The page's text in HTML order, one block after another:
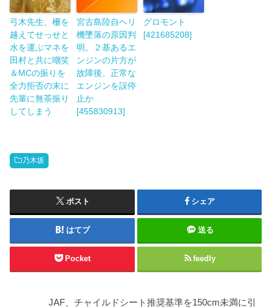
弓木先生、柵を
越えてせっせと
水を運ぶマネを
田村と共に嘲笑
＆MCの振りを
全力拒否の末に
先輩に無茶振り
してしまう
宮古島陸自ヘリ
機墜落の原因判
明。２基あるエ
ンジンの片方が
故障後、正常な
エンジンを誤停
止か
[455830913]
グロモント
[421685208]
乃木坂
ポスト シェア
はてブ 送る
Pocket feedly
JAF、チャイルドシート推奨基準を150cm未満に引